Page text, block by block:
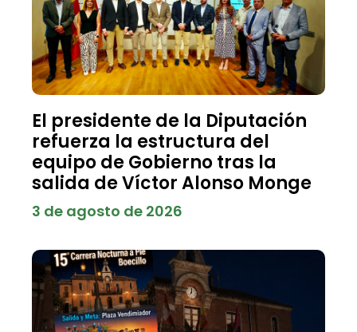
El presidente de la Diputación
refuerza la estructura del
equipo de Gobierno tras la
salida de Víctor Alonso Monge
3 de agosto de 2026